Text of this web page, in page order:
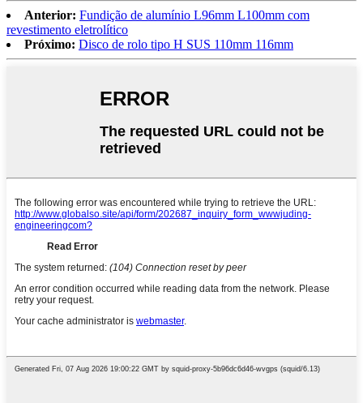
Anterior: Fundição de alumínio L96mm L100mm com
revestimento eletrolítico
Próximo: Disco de rolo tipo H SUS 110mm 116mm